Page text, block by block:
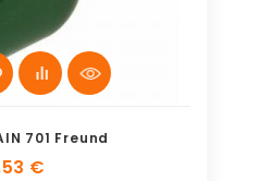
701 Freund
€